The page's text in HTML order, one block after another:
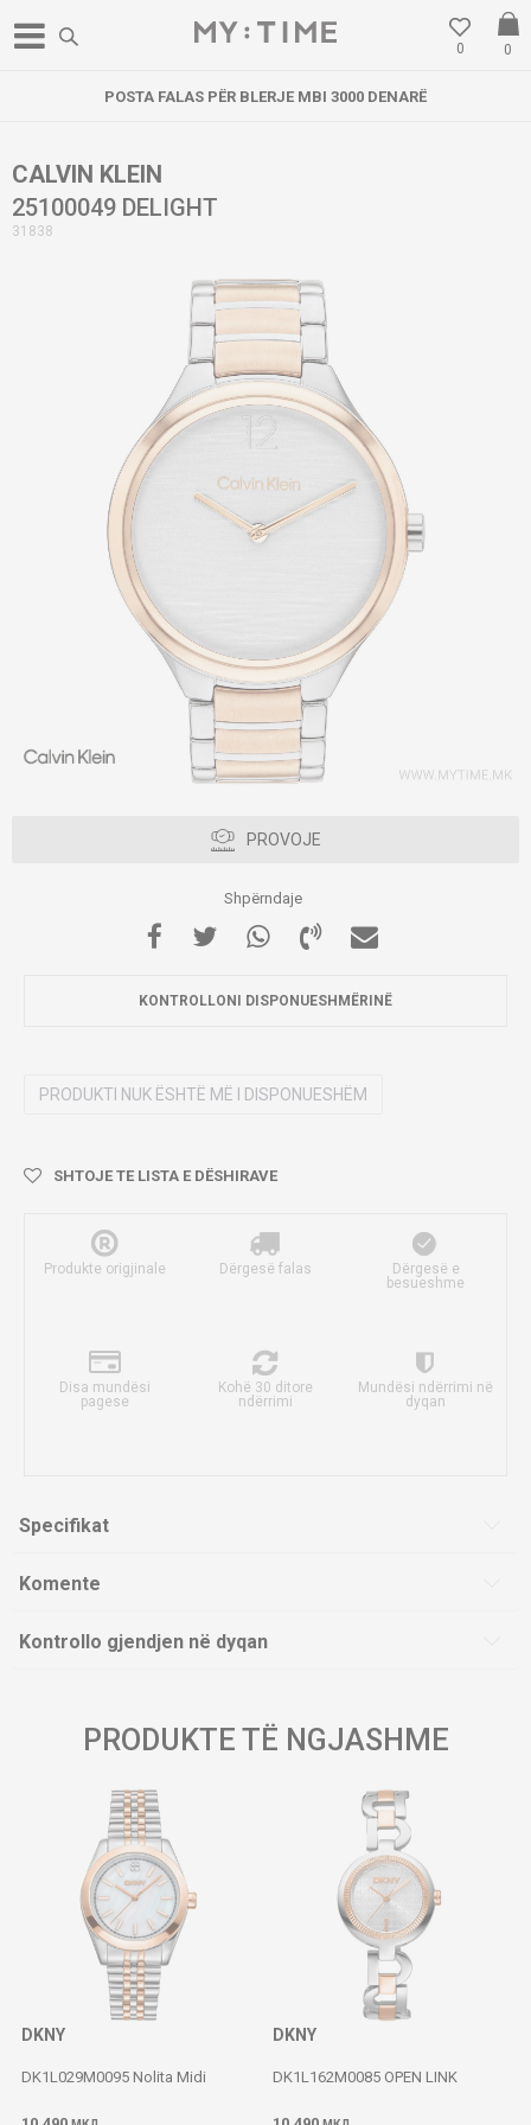
0
0
POSTA FALAS PËR BLERJE MBI 3000 DENARË
CALVIN KLEIN
25100049 DELIGHT
31838
PROVOJE
Shpërndaje
KONTROLLONI DISPONUESHMËRINË
PRODUKTI NUK ËSHTË MË I DISPONUESHËM
SHTOJE TE LISTA E DËSHIRAVE
Produkte origjinale Dërgesë falas
Dërgesë e
besueshme
Disa mundësi
pagese
Kohë 30 ditore
ndërrimi
Mundësi ndërrimi në
dyqan
Specifikat
Komente
Kontrollo gjendjen në dyqan
PRODUKTE TË NGJASHME
DKNY
DK1L029M0095 Nolita Midi
DKNY
DK1L162M0085 OPEN LINK